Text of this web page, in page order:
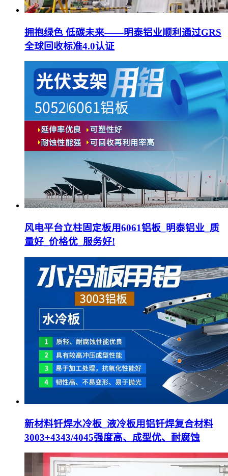
拥抱绿色 低碳未来——明泰铝业顺利通过GRS
全球回收标准4.0认证
风电平台立柱固定板用6061铝板_明泰铝业_质
量好_价格优_服务好!
新材料钎焊水冷板_液冷板用铝钎焊复合材料
3003+4343/4045强度高、成型优、耐腐蚀